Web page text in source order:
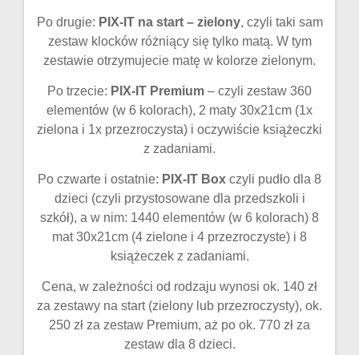
Po drugie: PIX-IT na start – zielony, czyli taki sam
zestaw klocków różniący się tylko matą. W tym
zestawie otrzymujecie matę w kolorze zielonym.
Po trzecie: PIX-IT Premium – czyli zestaw 360
elementów (w 6 kolorach), 2 maty 30x21cm (1x
zielona i 1x przezroczysta) i oczywiście książeczki
z zadaniami.
Po czwarte i ostatnie: PIX-IT Box czyli pudło dla 8
dzieci (czyli przystosowane dla przedszkoli i
szkół), a w nim: 1440 elementów (w 6 kolorach) 8
mat 30x21cm (4 zielone i 4 przezroczyste) i 8
książeczek z zadaniami.
Cena, w zależności od rodzaju wynosi ok. 140 zł
za zestawy na start (zielony lub przezroczysty), ok.
250 zł za zestaw Premium, aż po ok. 770 zł za
zestaw dla 8 dzieci.